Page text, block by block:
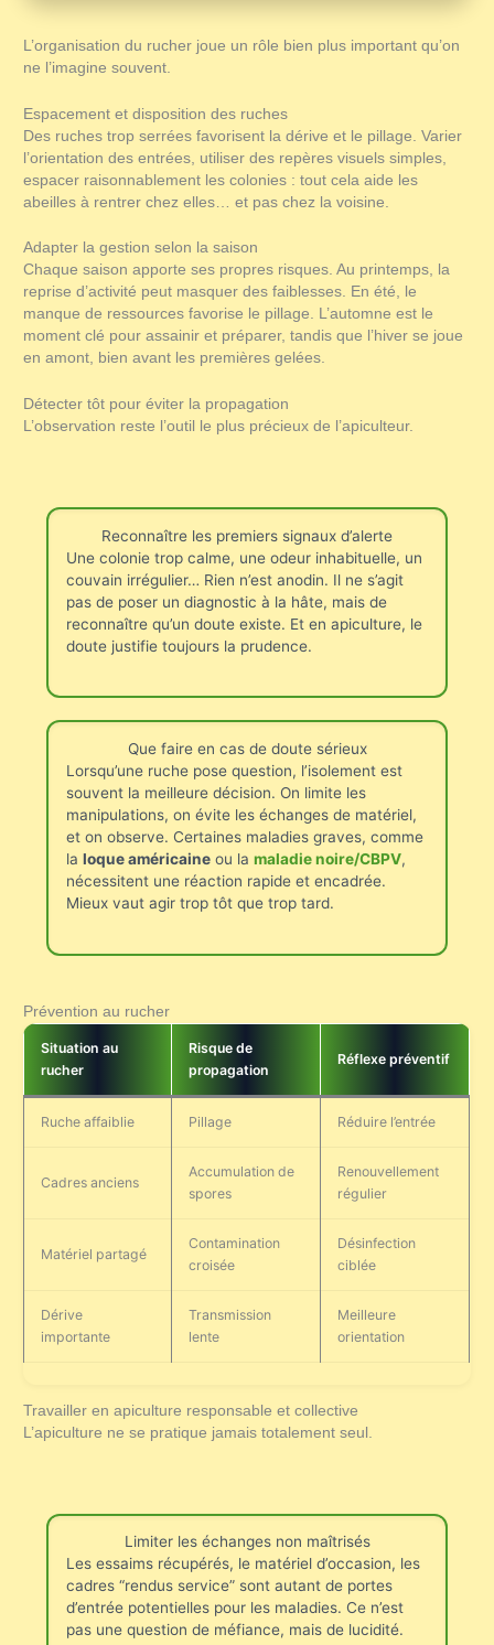
L’organisation du rucher joue un rôle bien plus important qu’on
ne l’imagine souvent.
Espacement et disposition des ruches
Des ruches trop serrées favorisent la dérive et le pillage. Varier
l’orientation des entrées, utiliser des repères visuels simples,
espacer raisonnablement les colonies : tout cela aide les
abeilles à rentrer chez elles… et pas chez la voisine.
Adapter la gestion selon la saison
Chaque saison apporte ses propres risques. Au printemps, la
reprise d’activité peut masquer des faiblesses. En été, le
manque de ressources favorise le pillage. L’automne est le
moment clé pour assainir et préparer, tandis que l’hiver se joue
en amont, bien avant les premières gelées.
Détecter tôt pour éviter la propagation
L’observation reste l’outil le plus précieux de l’apiculteur.
Reconnaître les premiers signaux d’alerte
Une colonie trop calme, une odeur inhabituelle, un
couvain irrégulier… Rien n’est anodin. Il ne s’agit
pas de poser un diagnostic à la hâte, mais de
reconnaître qu’un doute existe. Et en apiculture, le
doute justifie toujours la prudence.
Que faire en cas de doute sérieux
Lorsqu’une ruche pose question, l’isolement est
souvent la meilleure décision. On limite les
manipulations, on évite les échanges de matériel,
et on observe. Certaines maladies graves, comme
la loque américaineou la maladie noire/CBPV,
nécessitent une réaction rapide et encadrée.
Mieux vaut agir trop tôt que trop tard.
Prévention au rucher
Situation au
rucher
Risque de
propagation
Réflexe préventif
Ruche affaiblie Pillage Réduire l’entrée
Cadres anciens
Accumulation de
spores
Renouvellement
régulier
Matériel partagé
Contamination
croisée
Désinfection
ciblée
Dérive
importante
Transmission
lente
Meilleure
orientation
Travailler en apiculture responsable et collective
L’apiculture ne se pratique jamais totalement seul.
Limiter les échanges non maîtrisés
Les essaims récupérés, le matériel d’occasion, les
cadres “rendus service” sont autant de portes
d’entrée potentielles pour les maladies. Ce n’est
pas une question de méfiance, mais de lucidité.